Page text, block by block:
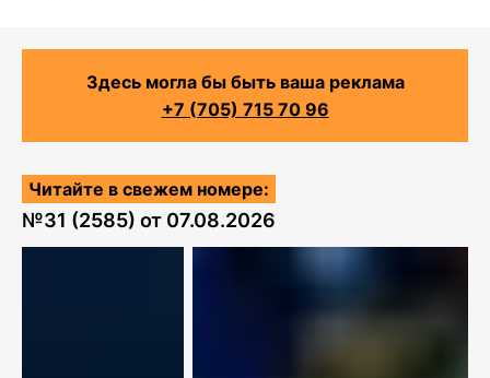
Здесь могла бы быть ваша реклама
+7 (705) 715 70 96
Читайте в свежем номере:
№31 (2585) от 07.08.2026